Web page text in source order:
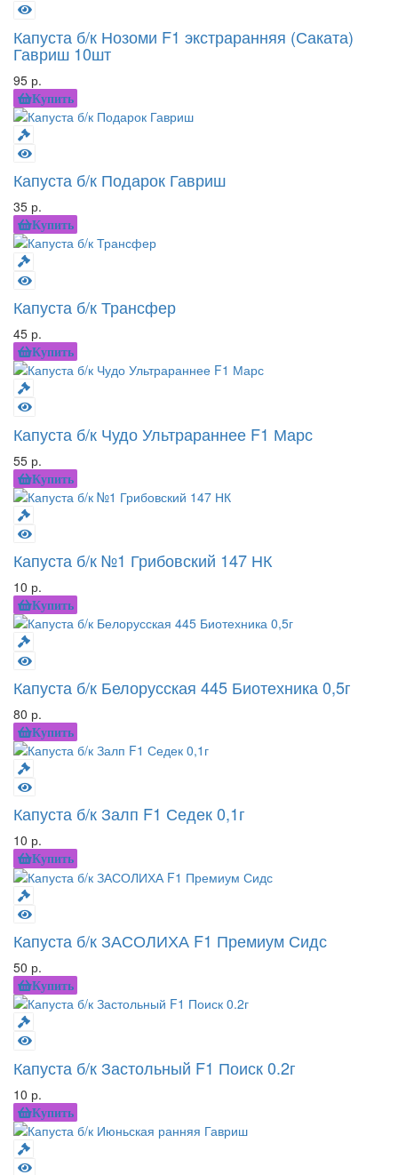
Капуста б/к Нозоми F1 экстраранняя (Саката)
Гавриш 10шт
95 р.
Купить
Капуста б/к Подарок Гавриш
35 р.
Купить
Капуста б/к Трансфер
45 р.
Купить
Капуста б/к Чудо Ультрараннее F1 Марс
55 р.
Купить
Капуста б/к №1 Грибовский 147 НК
10 р.
Купить
Капуста б/к Белорусская 445 Биотехника 0,5г
80 р.
Купить
Капуста б/к Залп F1 Седек 0,1г
10 р.
Купить
Капуста б/к ЗАСОЛИХА F1 Премиум Сидс
50 р.
Купить
Капуста б/к Застольный F1 Поиск 0.2г
10 р.
Купить